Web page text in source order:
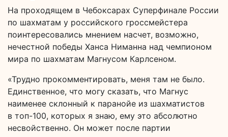
На проходящем в Чебоксарах Суперфинале России
по шахматам у российского гроссмейстера
поинтересовались мнением насчет, возможно,
нечестной победы Ханса Ниманна над чемпионом
мира по шахматам Магнусом Карлсеном.
«Трудно прокомментировать, меня там не было.
Единственное, что могу сказать, что Магнус
наименее склонный к паранойе из шахматистов
в топ-100, которых я знаю, ему это абсолютно
несвойственно. Он может после партии